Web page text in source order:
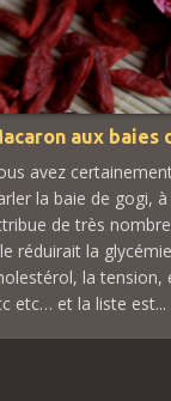
aux baies
avez
la baie de gogi,
de très
réduirait la
la tension,
etc… et la liste est...